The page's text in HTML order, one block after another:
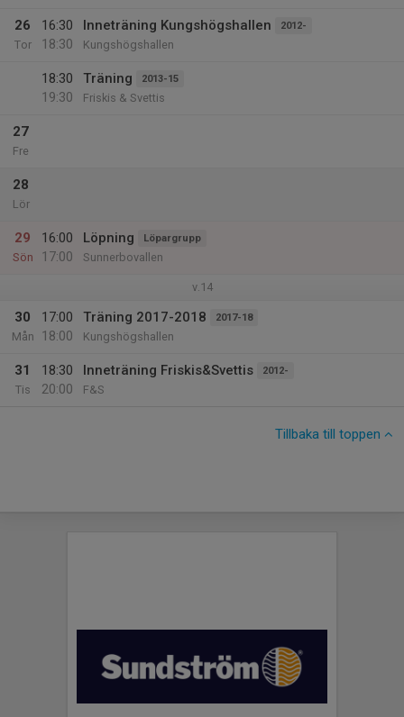
26
Tor
16:30
18:30
Inneträning Kungshögshallen 2012-
Kungshögshallen
18:30
19:30
Träning 2013-15
Friskis & Svettis
27
Fre
28
Lör
29
Sön
16:00
17:00
Löpning Löpargrupp
Sunnerbovallen
v.14
30
Mån
17:00
18:00
Träning 2017-2018 2017-18
Kungshögshallen
31
Tis
18:30
20:00
Inneträning Friskis&Svettis 2012-
F&S
Tillbaka till toppen